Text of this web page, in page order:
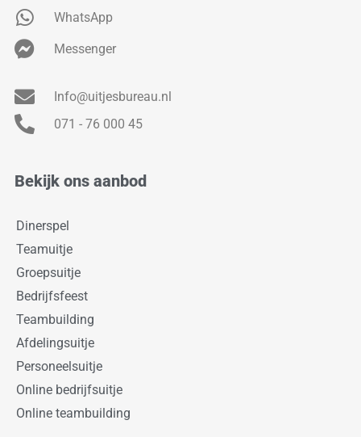
WhatsApp
Messenger
Info@uitjesbureau.nl
071 - 76 000 45
Bekijk ons aanbod
Dinerspel
Teamuitje
Groepsuitje
Bedrijfsfeest
Teambuilding
Afdelingsuitje
Personeelsuitje
Online bedrijfsuitje
Online teambuilding